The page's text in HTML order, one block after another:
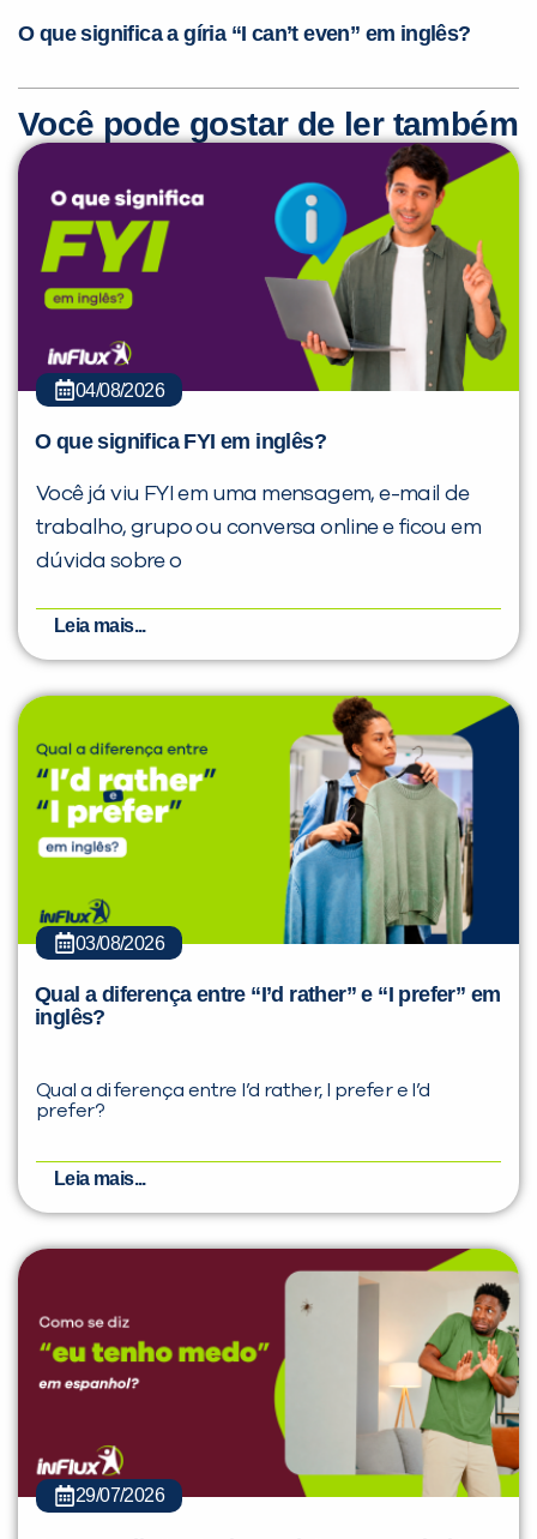
O que significa a gíria “I can’t even” em inglês?
Você pode gostar de ler também
04/08/2026
O que significa FYI em inglês?
Você já viu FYI em uma mensagem, e-mail de
trabalho, grupo ou conversa online e ficou em
dúvida sobre o
Leia mais...
03/08/2026
Qual a diferença entre “I’d rather” e “I prefer” em
inglês?
Qual a diferença entre I’d rather, I prefer e I’d
prefer?
Leia mais...
29/07/2026